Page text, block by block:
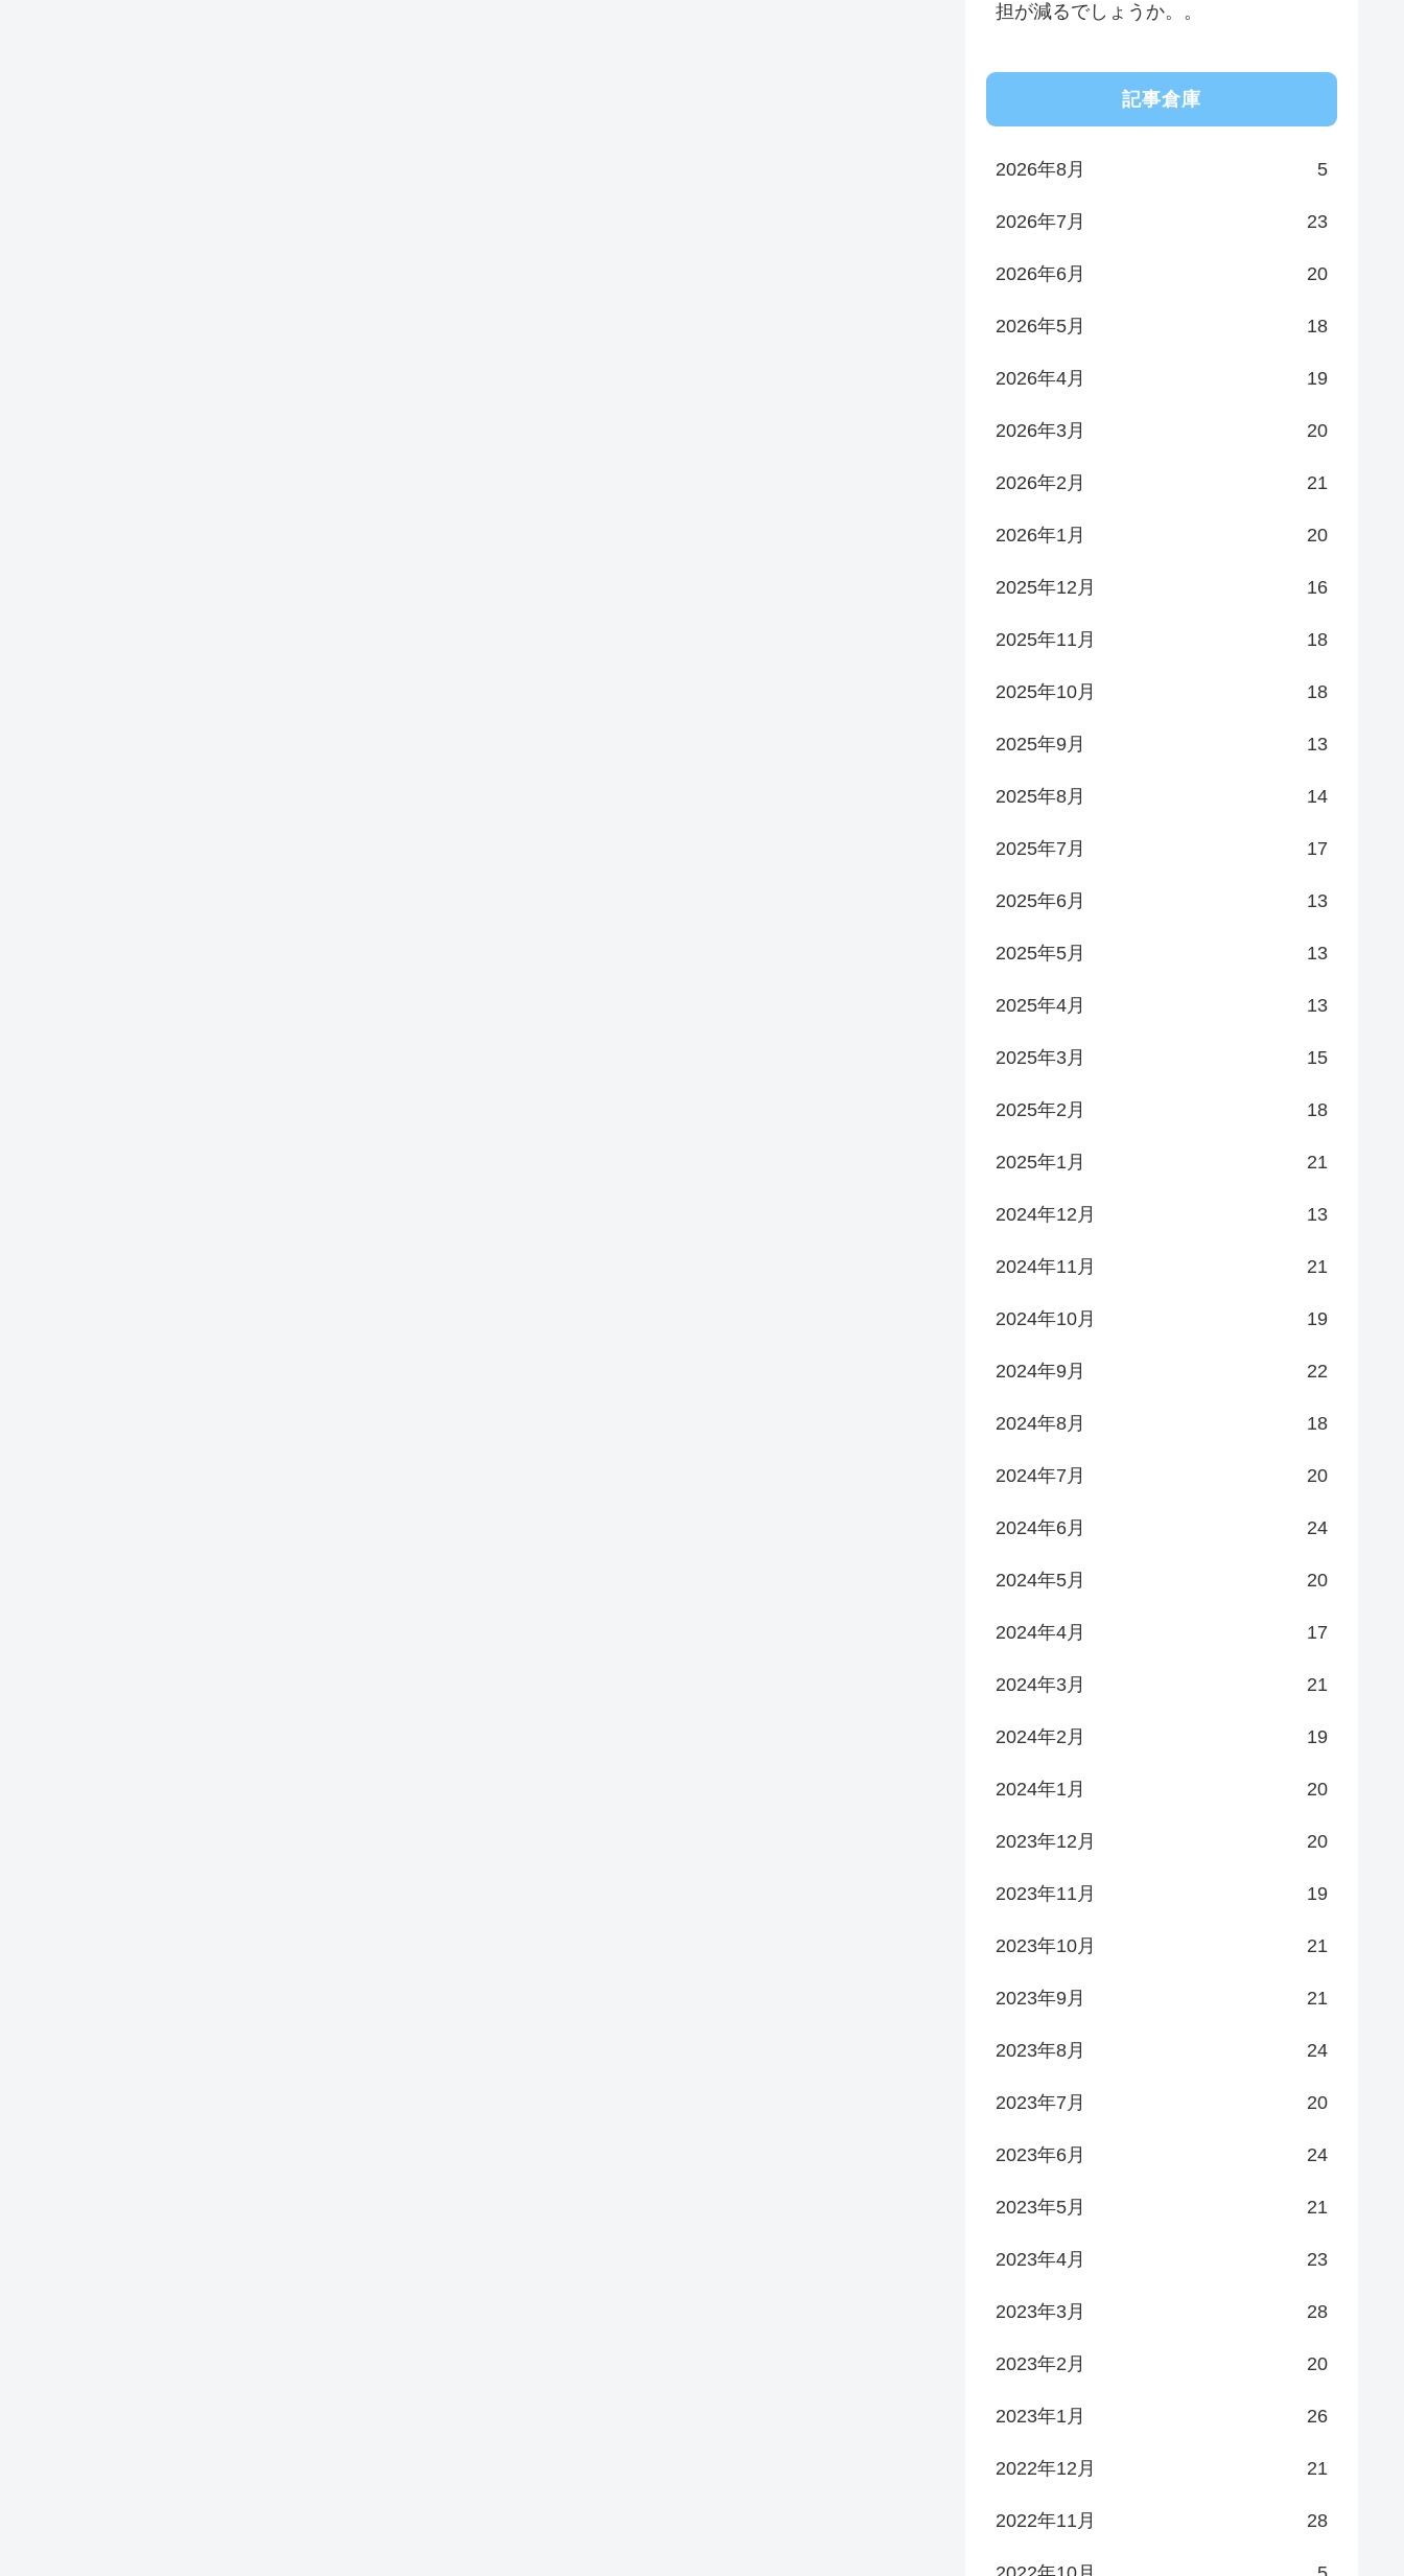
担が減るでしょうか。。
記事倉庫
2026年8月 5
2026年7月 23
2026年6月 20
2026年5月 18
2026年4月 19
2026年3月 20
2026年2月 21
2026年1月 20
2025年12月 16
2025年11月 18
2025年10月 18
2025年9月 13
2025年8月 14
2025年7月 17
2025年6月 13
2025年5月 13
2025年4月 13
2025年3月 15
2025年2月 18
2025年1月 21
2024年12月 13
2024年11月 21
2024年10月 19
2024年9月 22
2024年8月 18
2024年7月 20
2024年6月 24
2024年5月 20
2024年4月 17
2024年3月 21
2024年2月 19
2024年1月 20
2023年12月 20
2023年11月 19
2023年10月 21
2023年9月 21
2023年8月 24
2023年7月 20
2023年6月 24
2023年5月 21
2023年4月 23
2023年3月 28
2023年2月 20
2023年1月 26
2022年12月 21
2022年11月 28